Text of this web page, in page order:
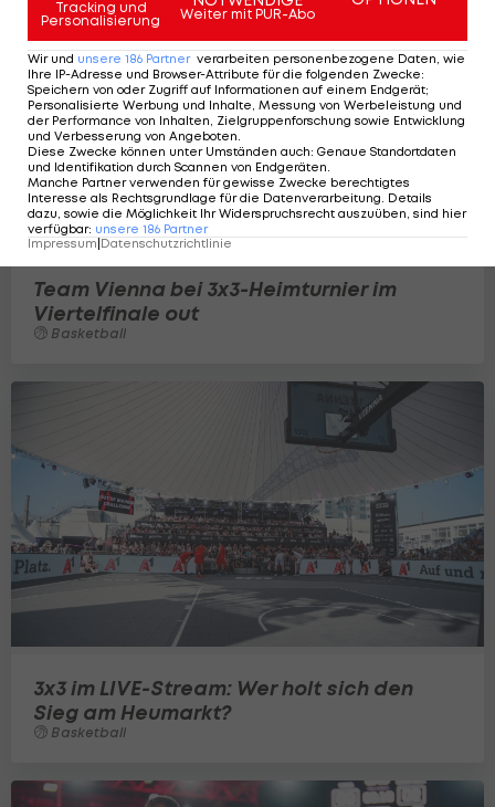
Team Vienna bei 3x3-Heimturnier im
Viertelfinale out
Basketball
3x3 im LIVE-Stream: Wer holt sich den
Sieg am Heumarkt?
Basketball
Tracking und
Personalisierung
Weiter mit PUR-Abo
Wir und unsere 186 Partner verarbeiten personenbezogene Daten, wie
Ihre IP-Adresse und Browser-Attribute für die folgenden Zwecke:
Speichern von oder Zugriff auf Informationen auf einem Endgerät;
Personalisierte Werbung und Inhalte, Messung von Werbeleistung und
der Performance von Inhalten, Zielgruppenforschung sowie Entwicklung
und Verbesserung von Angeboten.
Diese Zwecke können unter Umständen auch: Genaue Standortdaten
und Identifikation durch Scannen von Endgeräten.
Manche Partner verwenden für gewisse Zwecke berechtigtes
Interesse als Rechtsgrundlage für die Datenverarbeitung. Details
dazu, sowie die Möglichkeit Ihr Widerspruchsrecht auszuüben, sind hier
verfügbar: unsere 186 Partner
Impressum Datenschutzrichtlinie